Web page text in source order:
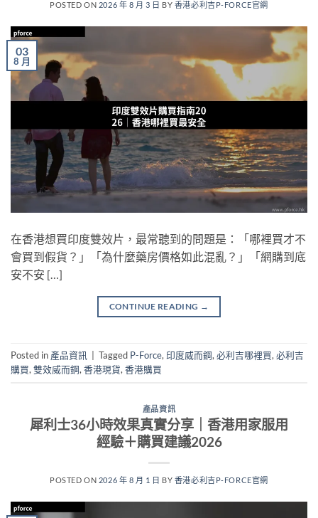
POSTED ON 2026 年 8 月 3 日 BY 香港必利吉P-FORCE官網
03
8 月
在香港想買印度雙效片，最常聽到的問題是：「哪裡買才不
會買到假貨？」「為什麼藥房價格如此混亂？」「網購到底
安不安 […]
CONTINUE READING →
Posted in 產品資訊 Tagged P-Force, 印度威而鋼, 必利吉哪裡買, 必利吉
購買, 雙效威而鋼, 香港現貨, 香港購買
產品資訊
犀利士36小時效果真實分享｜香港用家服用
經驗＋購買建議2026
POSTED ON 2026 年 8 月 1 日 BY 香港必利吉P-FORCE官網